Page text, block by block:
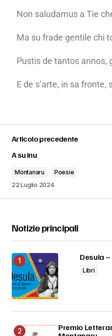
Non saludamus a Tie
Ma su frade gentile chi
Pustis de tantos annos,
E de s’arte, in sa fronte,
Articolo precedente
A su inu
Montanaru
Poesie
22 Luglio 2024
Notizie principali
Desula
Libri
Premio